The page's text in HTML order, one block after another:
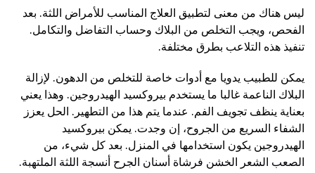
ليس هناك من معنى لتطبيق العلاج المناسب للأمراض اللثة. بعد
الفحص، ويجب التخلص من البلاك وحساب التفاضل والتكامل.
تنفيذ هذه التلاعب بطرق مختلفة.
يمكن للطبيب يدويا مع أدوات خاصة للتخلص من الدهون. لإزالة
البلاك الناعمة غالبا ما يستخدم بيروكسيد الهيدروجين. وهذا يعني
بعناية ينظف تجويف الفم. عندما يتم هذا من التطهير. الحل يعزز
الشفاء السريع من الجروح، إن وجدت. يمكن بيروكسيد
الهيدروجين يكون استخدامها في المنزل. بعد كل شيء، من
الصعب الشعر الخشن فرشاة أسنان الجرح أنسجة اللثة الملتهبة.